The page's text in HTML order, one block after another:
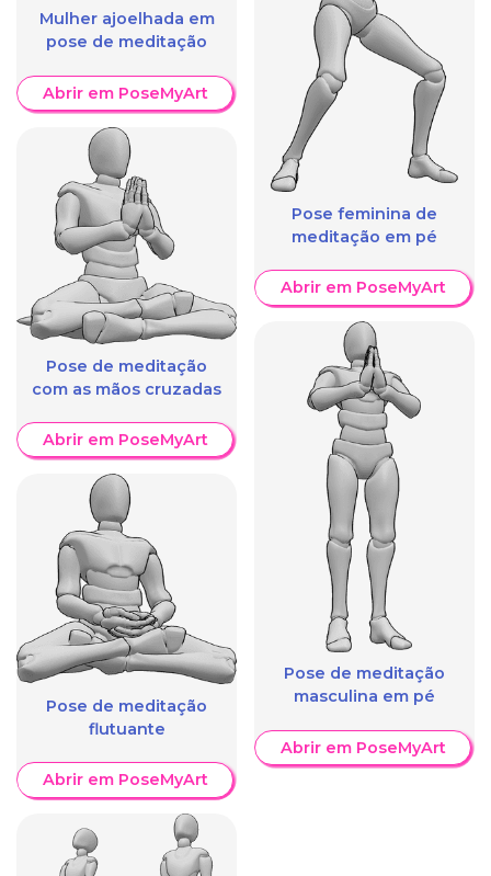
Mulher ajoelhada em
pose de meditação
Abrir em PoseMyArt
Pose de meditação
com as mãos cruzadas
Abrir em PoseMyArt
Pose de meditação
flutuante
Abrir em PoseMyArt
Pose feminina de
meditação em pé
Abrir em PoseMyArt
Pose de meditação
masculina em pé
Abrir em PoseMyArt